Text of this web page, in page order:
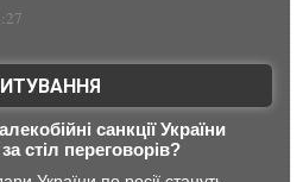
санкції України
стіл переговорів?